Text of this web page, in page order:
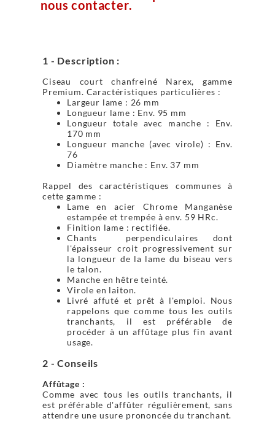
nous contacter.
1 - Description :
Ciseau court chanfreiné Narex, gamme
Premium. Caractéristiques particulières :
Largeur lame : 26 mm
Longueur lame : Env. 95 mm
Longueur totale avec manche : Env.
170 mm
Longueur manche (avec virole) : Env.
76
Diamètre manche : Env. 37 mm
Rappel des caractéristiques communes à
cette gamme :
Lame en acier Chrome Manganèse
estampée et trempée à env. 59 HRc.
Finition lame : rectifiée.
Chants perpendiculaires dont
l'épaisseur croit progressivement sur
la longueur de la lame du biseau vers
le talon.
Manche en hêtre teinté.
Virole en laiton.
Livré affuté et prêt à l'emploi. Nous
rappelons que comme tous les outils
tranchants, il est préférable de
procéder à un affûtage plus fin avant
usage.
2 - Conseils
Affûtage :
Comme avec tous les outils tranchants, il
est préférable d'affûter régulièrement, sans
attendre une usure prononcée du tranchant.